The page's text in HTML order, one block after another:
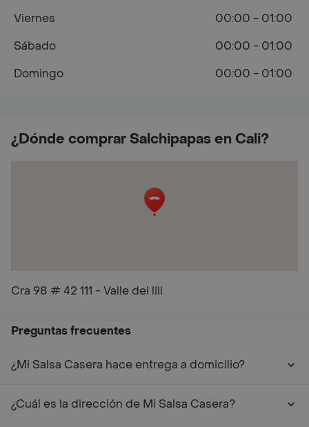
¿Dónde comprar Salchipapas en Cali?
Cra 98 # 42 111 - Valle del lili
Viernes
00:00 - 01:00
Sábado
00:00 - 01:00
Domingo
00:00 - 01:00
Preguntas frecuentes
¿Mi Salsa Casera hace entrega a domicilio?
¿Cuál es la dirección de Mi Salsa Casera?